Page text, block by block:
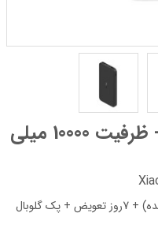
پاوربانک ردمی شیائومی - ظرفیت 10000 میلی